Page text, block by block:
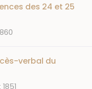
des 24 et 25
verbal du